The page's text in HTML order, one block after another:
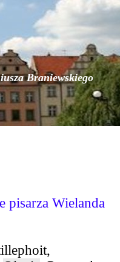
Braniewskiego
pisarza Wielanda